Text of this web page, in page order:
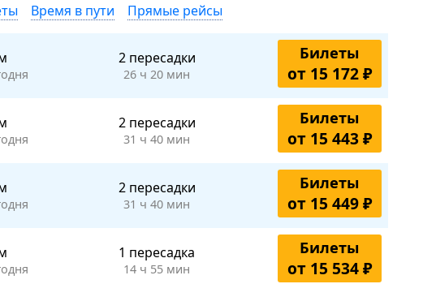
Время в пути Прямые рейсы
2 пересадки
26 ч 20 мин
Билеты
от 15 172 ₽
2 пересадки
31 ч 40 мин
Билеты
от 15 443 ₽
2 пересадки
31 ч 40 мин
Билеты
от 15 449 ₽
1 пересадка
14 ч 55 мин
Билеты
от 15 534 ₽